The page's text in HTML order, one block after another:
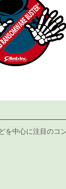
を中心に注目のコ